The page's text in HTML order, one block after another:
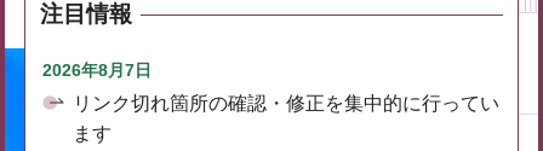
注目情報
2026年8月7日
リンク切れ箇所の確認・修正を集中的に行ってい
ます